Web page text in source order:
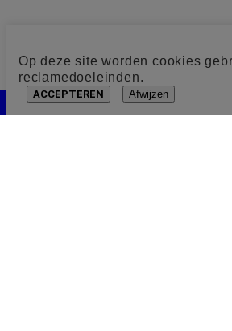
Op deze site worden cookies
reclamedoeleinden.
ACCEPTEREN Afwijzen
Cookie toestemming